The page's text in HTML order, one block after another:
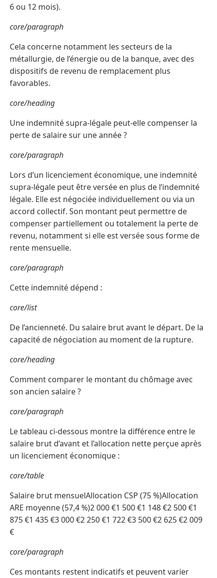
6 ou 12 mois).
core/paragraph
Cela concerne notamment les secteurs de la
métallurgie, de l’énergie ou de la banque, avec des
dispositifs de revenu de remplacement plus
favorables.
core/heading
Une indemnité supra-légale peut-elle compenser la
perte de salaire sur une année ?
core/paragraph
Lors d’un licenciement économique, une indemnité
supra-légale peut être versée en plus de l’indemnité
légale. Elle est négociée individuellement ou via un
accord collectif. Son montant peut permettre de
compenser partiellement ou totalement la perte de
revenu, notamment si elle est versée sous forme de
rente mensuelle.
core/paragraph
Cette indemnité dépend :
core/list
De l’ancienneté. Du salaire brut avant le départ. De la
capacité de négociation au moment de la rupture.
core/heading
Comment comparer le montant du chômage avec
son ancien salaire ?
core/paragraph
Le tableau ci-dessous montre la différence entre le
salaire brut d’avant et l’allocation nette perçue après
un licenciement économique :
core/table
Salaire brut mensuelAllocation CSP (75 %)Allocation
ARE moyenne (57,4 %)2 000 €1 500 €1 148 €2 500 €1
875 €1 435 €3 000 €2 250 €1 722 €3 500 €2 625 €2 009
€
core/paragraph
Ces montants restent indicatifs et peuvent varier